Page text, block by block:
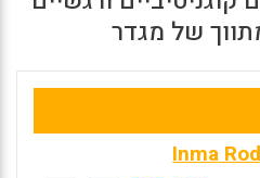
של מגדר
Inma